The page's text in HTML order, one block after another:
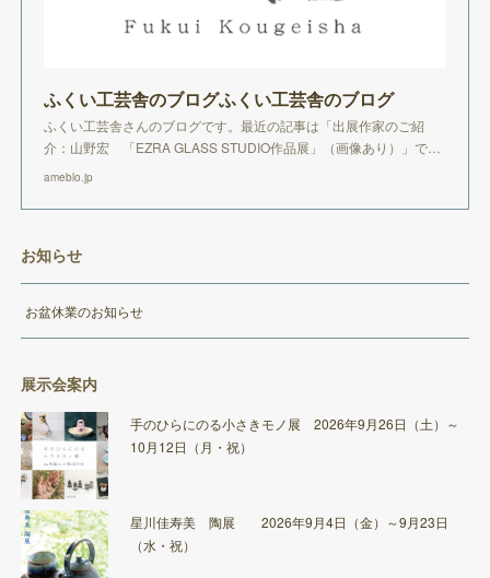
ふくい工芸舎のブログふくい工芸舎のブログ
ふくい工芸舎さんのブログです。最近の記事は「出展作家のご紹
介：山野宏 「EZRA GLASS STUDIO作品展」（画像あり）」で…
ameblo.jp
お知らせ
お盆休業のお知らせ
展示会案内
手のひらにのる小さきモノ展 2026年9月26日（土）～
10月12日（月・祝）
星川佳寿美 陶展 2026年9月4日（金）～9月23日
（水・祝）